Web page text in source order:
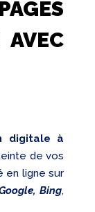
AVEC
digitale à
de vos
en ligne sur
Bing,